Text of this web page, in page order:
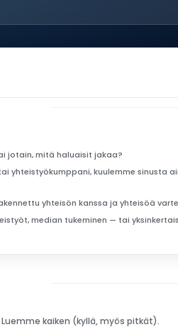
jotain, mitä haluaisit jakaa?
yhteistyökumppani, kuulemme sinusta
yhteisön kanssa ja yhteisöä
median tukeminen — tai
kaiken (kyllä, myös pitkät).